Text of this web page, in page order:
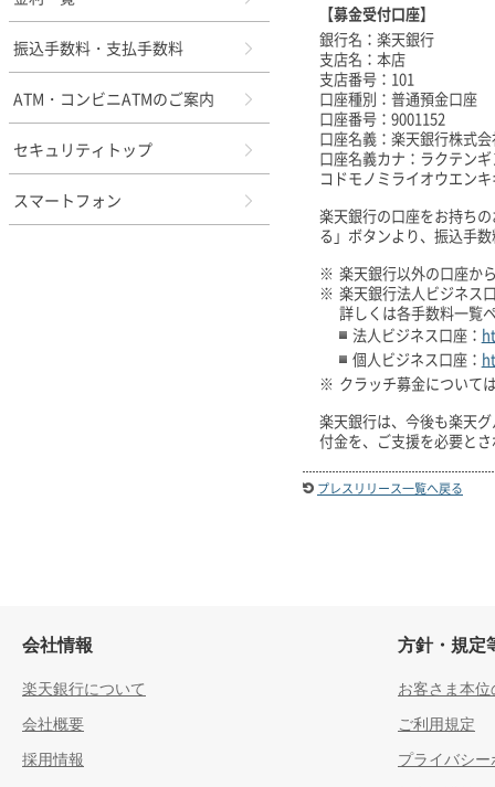
【募金受付口座】
銀行名：楽天銀行
支店名：本店
支店番号：101
口座種別：普通預金口座
口座番号：9001152
口座名義：楽天銀行株式
口座名義カナ：ラクテン
コドモノミライオウエン
楽天銀行の口座をお持ち
る」ボタンより、振込手
※ 楽天銀行以外の口座か
※ 楽天銀行法人ビジネス
詳しくは各手数料一覧
法人ビジネス口座：
個人ビジネス口座：
※ クラッチ募金について
楽天銀行は、今後も楽天
付金を、ご支援を必要と
プレスリリース一覧へ戻る
振込手数料・支払手数料
ATM・コンビニATMのご案内
セキュリティトップ
スマートフォン
会社情報
楽天銀行について
会社概要
採用情報
方針・規定
お客さま本
ご利用規定
プライバシー